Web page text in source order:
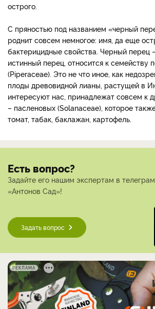
острого.
С пряностью под названием «черный
роднит совсем немногое: имя, да еще
бактерицидные свойства. Черный перец
истинный перец, относится к семейству
(Piperaceae). Это не что иное, как
плоды древовидной лианы, растущей в
интересуют нас, принадлежат совсем к
– пасленовых (Solanaceae), которое
томат, табак, баклажан, картофель.
Есть вопрос?
Задайте его нашим экспертам в
«Антонов Сад»!
Задать вопрос
РЕКЛАМА